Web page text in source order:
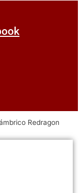
Redragon